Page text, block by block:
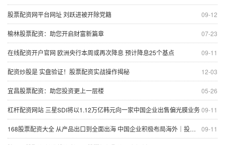
09-12
股票配资网平台网址 刘跃进被开除党籍
07-23
榆林股票配资：助您开启财富新篇章
09-11
在线配资开户官网 欧洲央行本周或再次降息 预计降息25个基点
12-03
配资炒股是 实盘验证！股票配资实战操作揭秘
05-26
宜昌股票配资：助您投资更上一层楼
09-11
杠杆配资网站 三星SDI将以1.12万亿韩元向一家中国企业出售偏光膜业务
09-11
168股票配资大全 从产品出口到全面出海 中国企业积极布局海外｜投洽会系列报道